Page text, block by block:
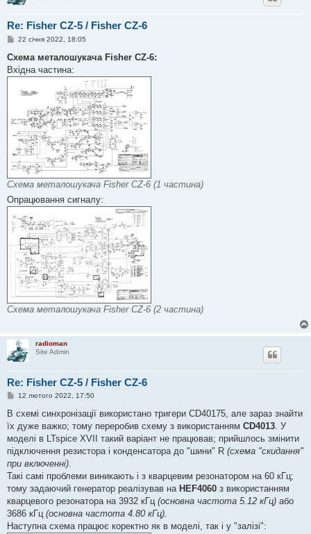
Re: Fisher CZ-5 / Fisher CZ-6
П
в
д
н
я
22 січня 2022, 18:05
Схема металошукача Fisher CZ-6:
Вхідна частина:
Схема металошукача Fisher CZ-6 (1 частина)
Опрацювання сигналу:
Схема металошукача Fisher CZ-6 (2 частина)
radioman
Site Admin
Re: Fisher CZ-5 / Fisher CZ-6
П
в
д
о
м
л
е
н
я
12 лютого 2022, 17:50
В схемі синхронізації використано тригери CD40175, але зараз знайти
їх дуже важко; тому переробив схему з використанням CD4013. У
моделі в LTspice XVII такий варіант не працював; прийшлось змінити
підключення резистора і конденсатора до "шини" R (схема "скидання"
при включенні).
Такі самі проблеми виникають і з кварцевим резонатором на 60 кГц;
тому задаючий генератор реалізував на HEF4060 з використанням
кварцевого резонатора на 3932 кГц (основна частота 5.12 кГц) або
3686 кГц (основна частота 4.80 кГц).
Наступна схема працює коректно як в моделі, так і у "залізі":